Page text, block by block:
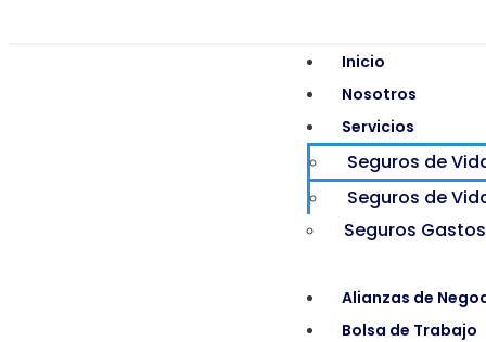
Inicio
Nosotros
Servicios
Seguros de
Seguros de
Seguros
Alianzas de
Bolsa de Trabajo